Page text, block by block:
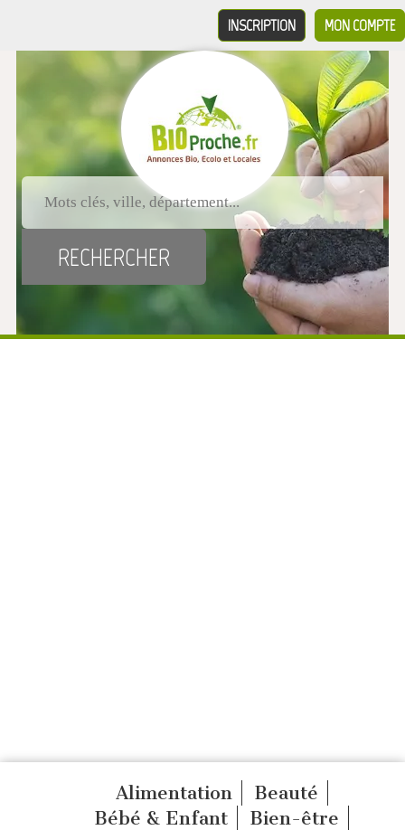
MON COMPTE
INSCRIPTION
Alimentation
Beauté
Bébé & Enfant
Bien-être